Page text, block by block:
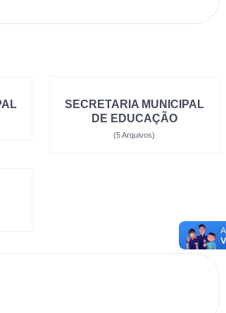
SECRETARIA MUNICIPAL
DE EDUCAÇÃO
(5 Arquivos)